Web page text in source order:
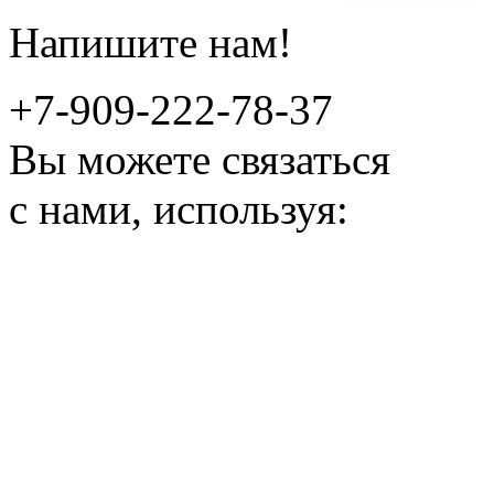
Напишите нам!
+7-909-222-78-37
Вы можете связаться
с нами, используя: